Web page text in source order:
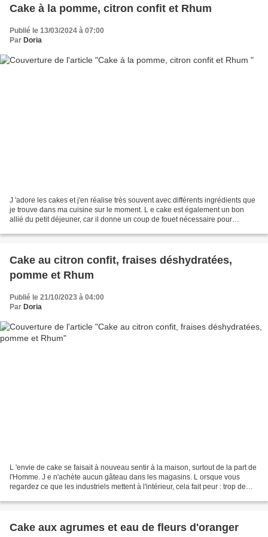
Cake à la pomme, citron confit et Rhum
Publié le 13/03/2024 à 07:00
Par Doria
J 'adore les cakes et j'en réalise très souvent avec différents ingrédients que
je trouve dans ma cuisine sur le moment. L e cake est également un bon
allié du petit déjeuner, car il donne un coup de fouet nécessaire pour
Cake au citron confit, fraises déshydratées,
pomme et Rhum
Publié le 21/10/2023 à 04:00
Par Doria
L 'envie de cake se faisait à nouveau sentir à la maison, surtout de la part de
l'Homme. J e n'achète aucun gâteau dans les magasins. L orsque vous
regardez ce que les industriels mettent à l'intérieur, cela fait peur : trop de
Cake aux agrumes et eau de fleurs d'oranger